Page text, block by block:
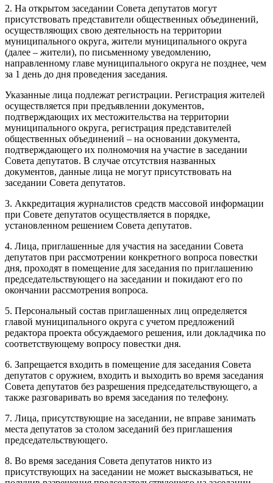
2. На открытом заседании Совета депутатов могут
присутствовать представители общественных объединений,
осуществляющих свою деятельность на территории
муниципального округа, жители муниципального округа
(далее – жители), по письменному уведомлению,
направленному главе муниципального округа не позднее, чем
за 1 день до дня проведения заседания.
Указанные лица подлежат регистрации. Регистрация жителей
осуществляется при предъявлении документов,
подтверждающих их местожительства на территории
муниципального округа, регистрация представителей
общественных объединений – на основании документа,
подтверждающего их полномочия на участие в заседании
Совета депутатов. В случае отсутствия названных
документов, данные лица не могут присутствовать на
заседании Совета депутатов.
3. Аккредитация журналистов средств массовой информации
при Совете депутатов осуществляется в порядке,
установленном решением Совета депутатов.
4. Лица, приглашенные для участия на заседании Совета
депутатов при рассмотрении конкретного вопроса повестки
дня, проходят в помещение для заседания по приглашению
председательствующего на заседании и покидают его по
окончании рассмотрения вопроса.
5. Персональный состав приглашенных лиц определяется
главой муниципального округа с учетом предложений
редактора проекта обсуждаемого решения, или докладчика по
соответствующему вопросу повестки дня.
6. Запрещается входить в помещение для заседания Совета
депутатов с оружием, входить и выходить во время заседания
Совета депутатов без разрешения председательствующего, а
также разговаривать во время заседания по телефону.
7. Лица, присутствующие на заседании, не вправе занимать
места депутатов за столом заседаний без приглашения
председательствующего.
8. Во время заседания Совета депутатов никто из
присутствующих на заседании не может высказываться, не